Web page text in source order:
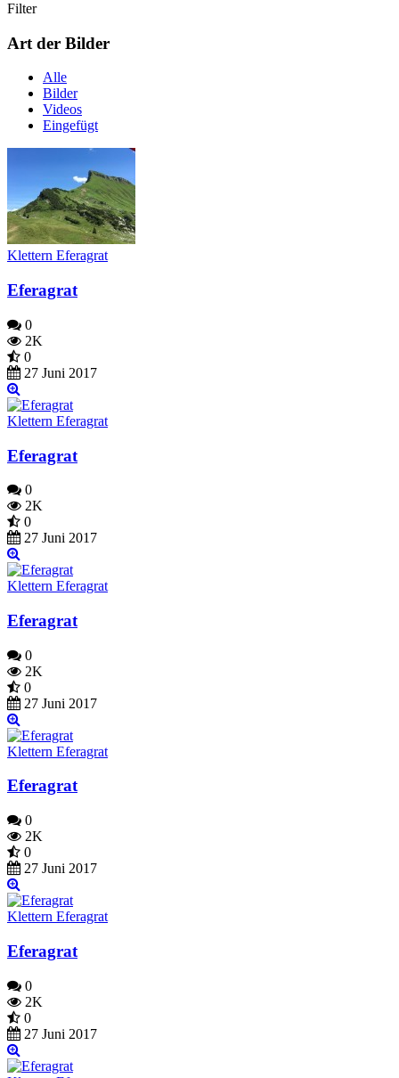
Filter
Art der Bilder
Alle
Bilder
Videos
Eingefügt
Klettern Eferagrat
Eferagrat
0
2K
0
27 Juni 2017
Klettern Eferagrat
Eferagrat
0
2K
0
27 Juni 2017
Klettern Eferagrat
Eferagrat
0
2K
0
27 Juni 2017
Klettern Eferagrat
Eferagrat
0
2K
0
27 Juni 2017
Klettern Eferagrat
Eferagrat
0
2K
0
27 Juni 2017